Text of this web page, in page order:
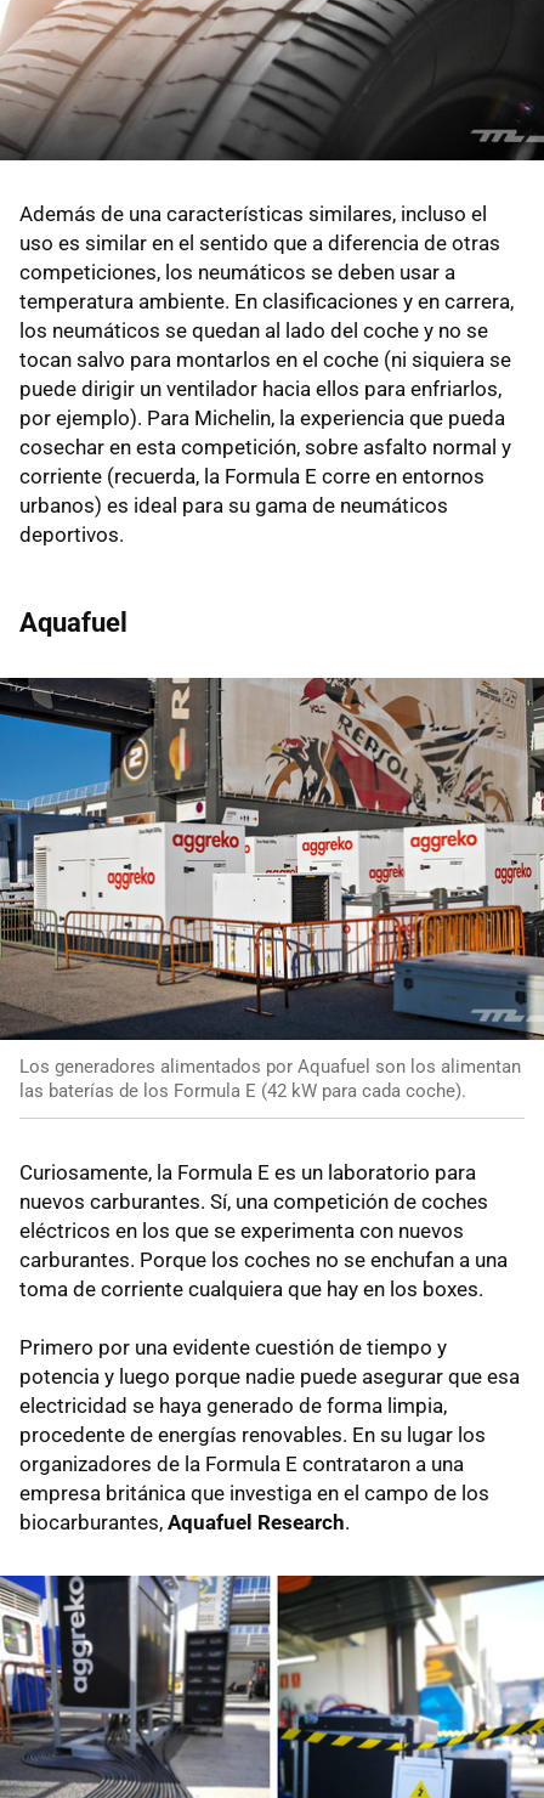
Además de una características similares, incluso el
uso es similar en el sentido que a diferencia de otras
competiciones, los neumáticos se deben usar a
temperatura ambiente. En clasificaciones y en carrera,
los neumáticos se quedan al lado del coche y no se
tocan salvo para montarlos en el coche (ni siquiera se
puede dirigir un ventilador hacia ellos para enfriarlos,
por ejemplo). Para Michelin, la experiencia que pueda
cosechar en esta competición, sobre asfalto normal y
corriente (recuerda, la Formula E corre en entornos
urbanos) es ideal para su gama de neumáticos
deportivos.
Aquafuel
Los generadores alimentados por Aquafuel son los alimentan
las baterías de los Formula E (42 kW para cada coche).
Curiosamente, la Formula E es un laboratorio para
nuevos carburantes. Sí, una competición de coches
eléctricos en los que se experimenta con nuevos
carburantes. Porque los coches no se enchufan a una
toma de corriente cualquiera que hay en los boxes.
Primero por una evidente cuestión de tiempo y
potencia y luego porque nadie puede asegurar que esa
electricidad se haya generado de forma limpia,
procedente de energías renovables. En su lugar los
organizadores de la Formula E contrataron a una
empresa británica que investiga en el campo de los
biocarburantes, Aquafuel Research.